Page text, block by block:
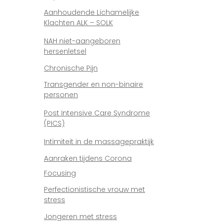
Aanhoudende Lichamelijke
Klachten ALK – SOLK
NAH niet-aangeboren
hersenletsel
Chronische Pijn
Transgender en non-binaire
personen
Post Intensive Care Syndrome
(PICS)
Intimiteit in de massagepraktijk
Aanraken tijdens Corona
Focusing
Perfectionistische vrouw met
stress
Jongeren met stress